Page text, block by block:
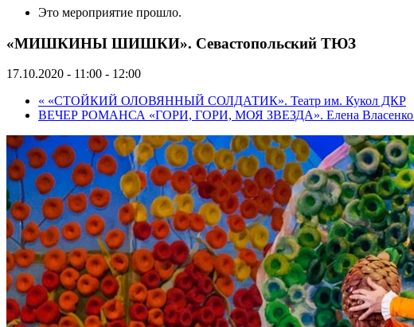
Это мероприятие прошло.
«МИШКИНЫ ШИШКИ». Севастопольский ТЮЗ
17.10.2020 - 11:00 - 12:00
« «СТОЙКИЙ ОЛОВЯННЫЙ СОЛДАТИК». Театр им. Кукол ДКР
ВЕЧЕР РОМАНСА «ГОРИ, ГОРИ, МОЯ ЗВЕЗДА». Елена Власенко